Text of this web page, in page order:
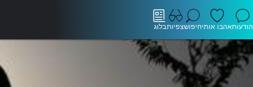
הודעותאהבו אותיחיפושצפיותבלוג